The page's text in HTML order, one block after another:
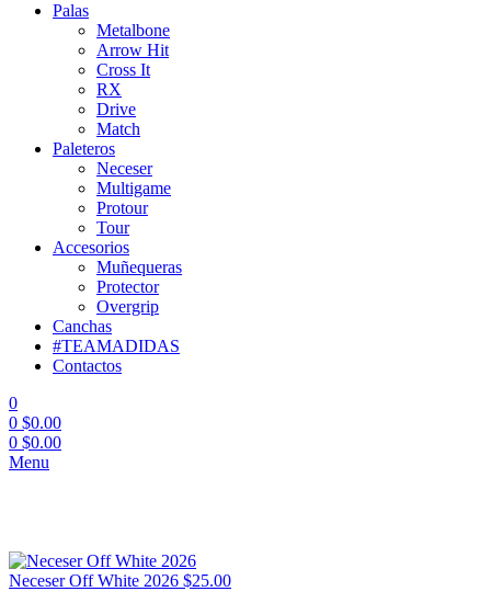
Palas
Metalbone
Arrow Hit
Cross It
RX
Drive
Match
Paleteros
Neceser
Multigame
Protour
Tour
Accesorios
Muñequeras
Protector
Overgrip
Canchas
#TEAMADIDAS
Contactos
0
0 $0.00
0 $0.00
Menu
Neceser Off White 2026 $25.00